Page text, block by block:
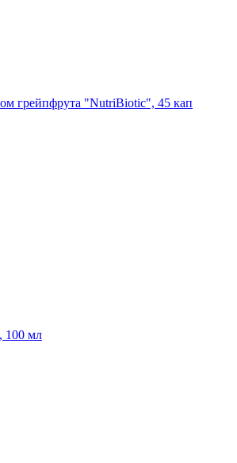
грейпфрута "NutriBiotic", 45 кап
100 мл